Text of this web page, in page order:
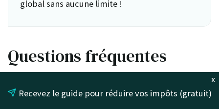
global sans aucune limite !
Questions fréquentes
x
Recevez le guide pour réduire vos impôts (gratuit)